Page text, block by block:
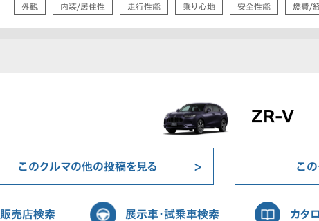
外観 内装/居住性 走行性能 乗り心地 安全性能 燃費/
ZR-V
このクルマの他の投稿を見る こ
販売店検索 展示車・試乗車検索 カタ